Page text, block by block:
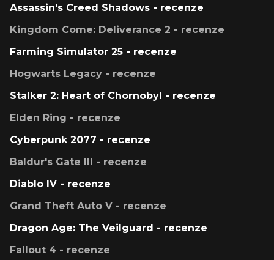
Assassin's Creed Shadows - recenze
Kingdom Come: Deliverance 2 - recenze
Farming Simulator 25 - recenze
Hogwarts Legacy - recenze
Stalker 2: Heart of Chornobyl - recenze
Elden Ring - recenze
Cyberpunk 2077 - recenze
Baldur's Gate III - recenze
Diablo IV - recenze
Grand Theft Auto V - recenze
Dragon Age: The Veilguard - recenze
Fallout 4 - recenze